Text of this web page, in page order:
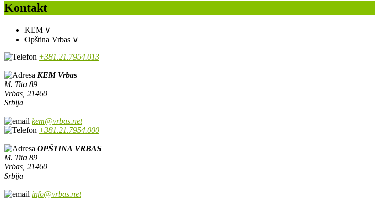
Kontakt
KEM ∨
Opština Vrbas ∨
+381.21.7954.013
KEM Vrbas
M. Tita 89
Vrbas, 21460
Srbija
kem@vrbas.net
+381.21.7954.000
OPŠTINA VRBAS
M. Tita 89
Vrbas, 21460
Srbija
info@vrbas.net